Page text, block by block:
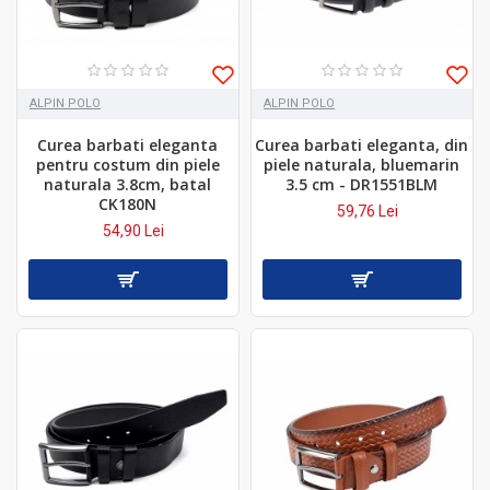
ALPIN POLO
Curea barbati eleganta
pentru costum din piele
naturala 3.8cm, batal
CK180N
54,90 Lei
ALPIN POLO
Curea barbati eleganta, din
piele naturala, bluemarin
3.5 cm - DR1551BLM
59,76 Lei